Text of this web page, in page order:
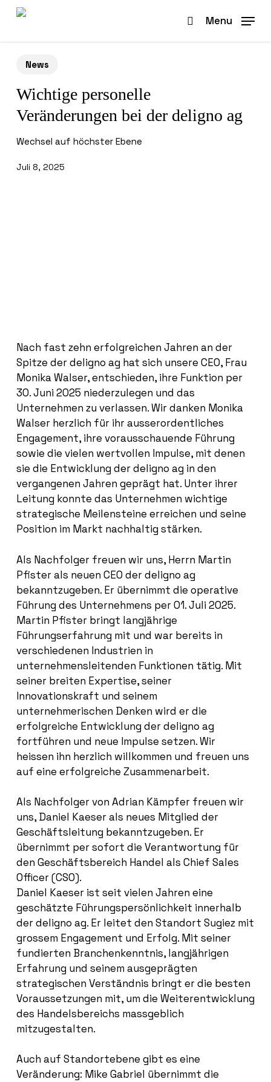
Skip
search
Menu
News
Wichtige personelle
Veränderungen bei der deligno ag
Wechsel auf höchster Ebene
Juli 8, 2025
Nach fast zehn erfolgreichen Jahren an der
Spitze der deligno ag hat sich unsere CEO, Frau
Monika Walser, entschieden, ihre Funktion per
30. Juni 2025 niederzulegen und das
Unternehmen zu verlassen. Wir danken Monika
Walser herzlich für ihr ausserordentliches
Engagement, ihre vorausschauende Führung
sowie die vielen wertvollen Impulse, mit denen
sie die Entwicklung der deligno ag in den
vergangenen Jahren geprägt hat. Unter ihrer
Leitung konnte das Unternehmen wichtige
strategische Meilensteine erreichen und seine
Position im Markt nachhaltig stärken.
Als Nachfolger freuen wir uns, Herrn Martin
Pfister als neuen CEO der deligno ag
bekanntzugeben. Er übernimmt die operative
Führung des Unternehmens per 01. Juli 2025.
Martin Pfister bringt langjährige
Führungserfahrung mit und war bereits in
verschiedenen Industrien in
unternehmensleitenden Funktionen tätig. Mit
seiner breiten Expertise, seiner
Innovationskraft und seinem
unternehmerischen Denken wird er die
erfolgreiche Entwicklung der deligno ag
fortführen und neue Impulse setzen. Wir
heissen ihn herzlich willkommen und freuen uns
auf eine erfolgreiche Zusammenarbeit.
Als Nachfolger von Adrian Kämpfer freuen wir
uns, Daniel Kaeser als neues Mitglied der
Geschäftsleitung bekanntzugeben. Er
übernimmt per sofort die Verantwortung für
den Geschäftsbereich Handel als Chief Sales
Officer (CSO).
Daniel Kaeser ist seit vielen Jahren eine
geschätzte Führungspersönlichkeit innerhalb
der deligno ag. Er leitet den Standort Sugiez mit
grossem Engagement und Erfolg. Mit seiner
fundierten Branchenkenntnis, langjährigen
Erfahrung und seinem ausgeprägten
strategischen Verständnis bringt er die besten
Voraussetzungen mit, um die Weiterentwicklung
des Handelsbereichs massgeblich
mitzugestalten.
Auch auf Standortebene gibt es eine
Veränderung: Mike Gabriel übernimmt die